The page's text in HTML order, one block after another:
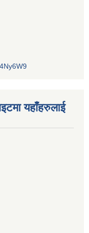
यहाँहरुलाई